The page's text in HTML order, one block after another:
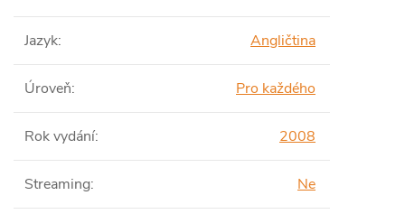
Jazyk: Angličtina
Úroveň: Pro každého
Rok vydání: 2008
Streaming: Ne